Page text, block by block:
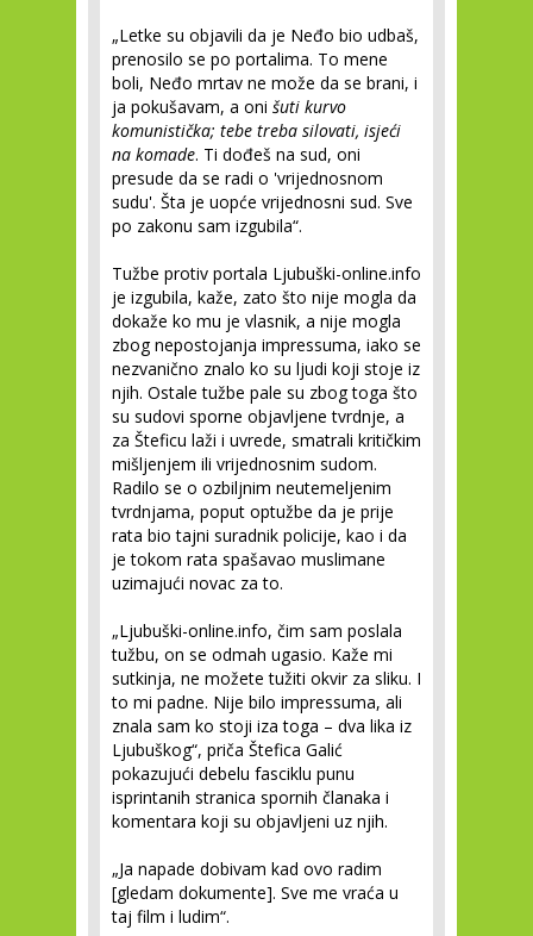
„Letke su objavili da je Neđo bio udbaš,
prenosilo se po portalima. To mene
boli, Neđo mrtav ne može da se brani, i
ja pokušavam, a oni šuti kurvo
komunistička; tebe treba silovati, isjeći
na komade. Ti dođeš na sud, oni
presude da se radi o 'vrijednosnom
sudu'. Šta je uopće vrijednosni sud. Sve
po zakonu sam izgubila“.
Tužbe protiv portala Ljubuški-online.info
je izgubila, kaže, zato što nije mogla da
dokaže ko mu je vlasnik, a nije mogla
zbog nepostojanja impressuma, iako se
nezvanično znalo ko su ljudi koji stoje iz
njih. Ostale tužbe pale su zbog toga što
su sudovi sporne objavljene tvrdnje, a
za Šteficu laži i uvrede, smatrali kritičkim
mišljenjem ili vrijednosnim sudom.
Radilo se o ozbiljnim neutemeljenim
tvrdnjama, poput optužbe da je prije
rata bio tajni suradnik policije, kao i da
je tokom rata spašavao muslimane
uzimajući novac za to.
„Ljubuški-online.info, čim sam poslala
tužbu, on se odmah ugasio. Kaže mi
sutkinja, ne možete tužiti okvir za sliku. I
to mi padne. Nije bilo impressuma, ali
znala sam ko stoji iza toga – dva lika iz
Ljubuškog“, priča Štefica Galić
pokazujući debelu fasciklu punu
isprintanih stranica spornih članaka i
komentara koji su objavljeni uz njih.
„Ja napade dobivam kad ovo radim
[gledam dokumente]. Sve me vraća u
taj film i ludim“.